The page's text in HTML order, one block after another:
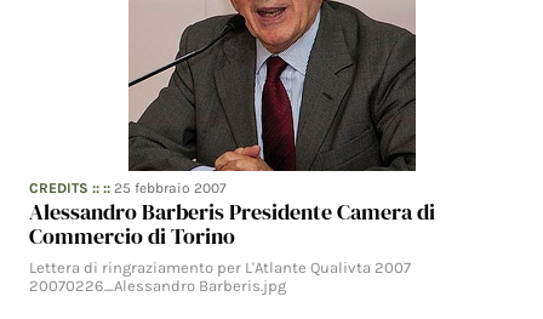
CREDITS :: ::25 febbraio 2007
Alessandro Barberis Presidente Camera di
Commercio di Torino
Lettera di ringraziamento per L'Atlante Qualivta 2007
20070226_Alessandro Barberis.jpg